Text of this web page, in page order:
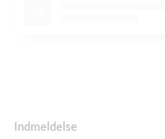
Indmeldelse